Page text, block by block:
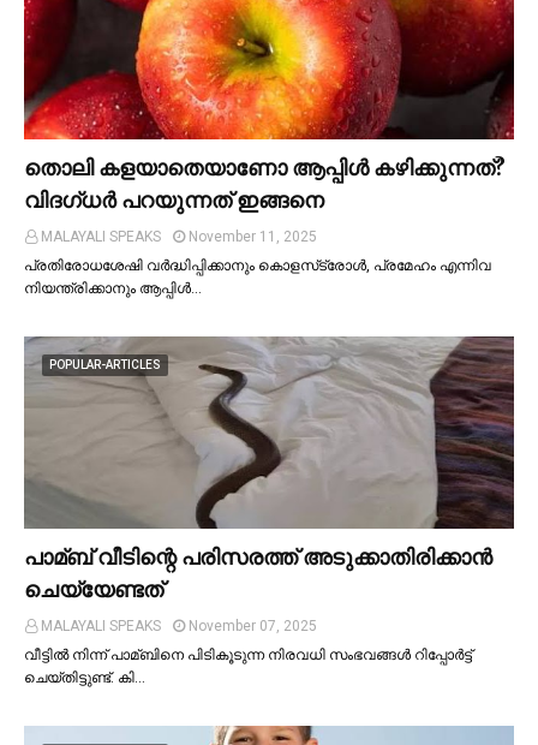
തൊലി കളയാതെയാണോ ആപ്പിള്‍ കഴിക്കുന്നത്?
വിദഗ്ധര്‍ പറയുന്നത് ഇങ്ങനെ
MALAYALI SPEAKS
November 11, 2025
പ്രതിരോധശേഷി വർദ്ധിപ്പിക്കാനും കൊളസ്‌ട്രോള്‍, പ്രമേഹം എന്നിവ
നിയന്ത്രിക്കാനും ആപ്പിള്‍…
POPULAR-ARTICLES
പാമ്ബ് വീടിന്റെ പരിസരത്ത് അടുക്കാതിരിക്കാൻ
ചെയ്യേണ്ടത്
MALAYALI SPEAKS
November 07, 2025
വീട്ടില്‍ നിന്ന് പാമ്ബിനെ പിടികൂടുന്ന നിരവധി സംഭവങ്ങള്‍ റിപ്പോർട്ട്
ചെയ്തിട്ടുണ്ട്. കി…